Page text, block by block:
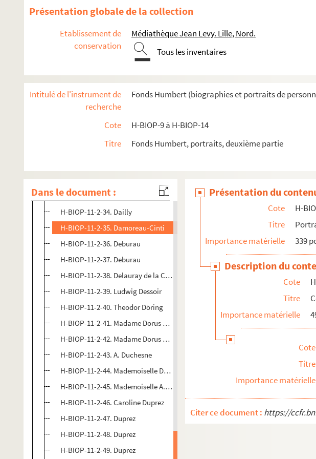
Présentation globale de la collection
Etablissement de
conservation
Médiathèque Jean Levy. Lille, Nord.
Tous les inventaires
Intitulé de l'instrument de
recherche
Fonds Humbert (biographies et portraits de
Cote
H-BIOP-9 à H-BIOP-14
Titre
Fonds Humbert, portraits, deuxième partie
Dans le document :
H-BIOP-11-2-21. Mademoiselle Clairon
H-BIOP-11-2-23. Signor Coletti
H-BIOP-11-2-24. Domenico Conti
H-BIOP-11-2-26. Coquelin cadet
H-BIOP-11-2-27. Coquelin cadet
H-BIOP-11-2-30. Cossack
H-BIOP-11-2-32. Mademoiselle Cruvelli
H-BIOP-11-2-33. Mademoiselle Cruvelli
H-BIOP-11-2-34. Dailly
H-BIOP-11-2-35. Damoreau-Cinti
H-BIOP-11-2-36. Deburau
H-BIOP-11-2-37. Deburau
H-BIOP-11-2-38. Delauray de la Comédie française
H-BIOP-11-2-39. Ludwig Dessoir
H-BIOP-11-2-40. Theodor Döring
H-BIOP-11-2-41. Madame Dorus Gras
H-BIOP-11-2-42. Madame Dorus Gras
H-BIOP-11-2-43. A. Duchesne
H-BIOP-11-2-44. Mademoiselle Duchesmois
H-BIOP-11-2-45. Mademoiselle A. Dumilatre
H-BIOP-11-2-46. Caroline Duprez
H-BIOP-11-2-47. Duprez
H-BIOP-11-2-48. Duprez
H-BIOP-11-2-49. Duprez
Présentation du
Cote
H-
Titre
Importance matérielle
339
Description du
Cote
Titre
Importance matérielle
Cote
Titre
Importance matérielle
Citer ce document : https://